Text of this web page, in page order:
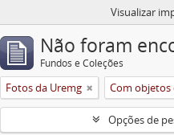
Visualizar
Não foram
Fundos e Coleções
Fotos da Uremg Com objetos
Opções de